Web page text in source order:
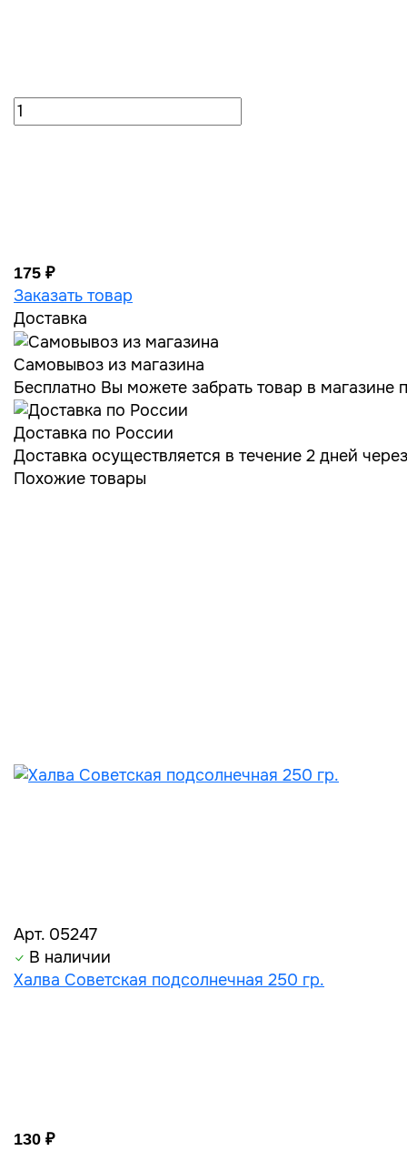
175 ₽
Заказать товар
Доставка
Самовывоз из магазина
Бесплатно Вы можете забрать товар в
Доставка по России
Доставка осуществляется в течение 2 дней
Похожие товары
Арт. 05247
В наличии
Халва Советская подсолнечная 250 гр.
130 ₽